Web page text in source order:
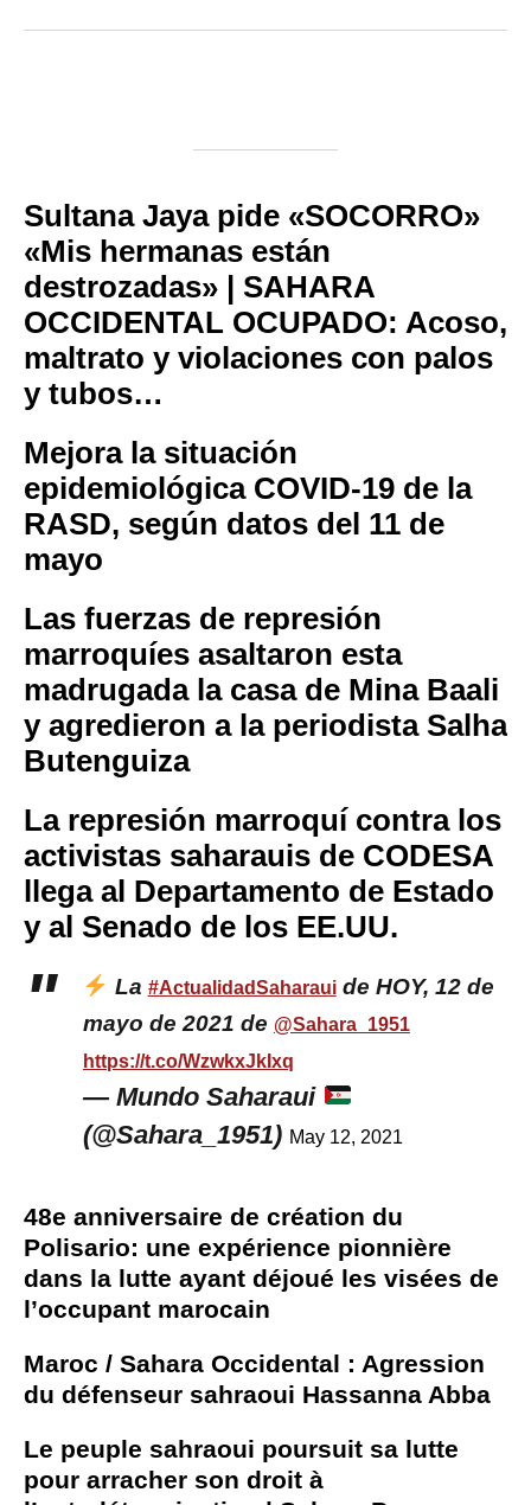
Sultana Jaya pide «SOCORRO»
«Mis hermanas están
destrozadas» | SAHARA
OCCIDENTAL OCUPADO: Acoso,
maltrato y violaciones con palos
y tubos…
Mejora la situación
epidemiológica COVID-19 de la
RASD, según datos del 11 de
mayo
Las fuerzas de represión
marroquíes asaltaron esta
madrugada la casa de Mina Baali
y agredieron a la periodista Salha
Butenguiza
La represión marroquí contra los
activistas saharauis de CODESA
llega al Departamento de Estado
y al Senado de los EE.UU.
La #ActualidadSaharauide HOY, 12 de
mayo de 2021 de @Sahara_1951
https://t.co/WzwkxJkIxq
— Mundo Saharaui
(@Sahara_1951) May 12, 2021
48e anniversaire de création du
Polisario: une expérience pionnière
dans la lutte ayant déjoué les visées de
l’occupant marocain
Maroc / Sahara Occidental : Agression
du défenseur sahraoui Hassanna Abba
Le peuple sahraoui poursuit sa lutte
pour arracher son droit à